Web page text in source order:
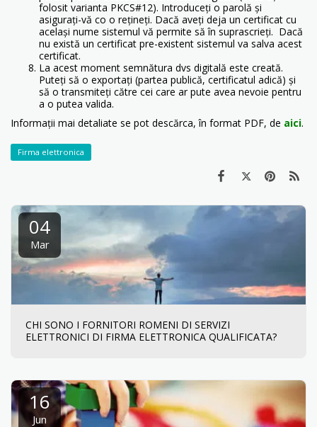
folosit varianta PKCS#12). Introduceți o parolă și
asigurați-vă co o rețineți. Dacă aveți deja un certificat cu
același nume sistemul vă permite să în suprascrieți. Dacă
nu există un certificat pre-existent sistemul va salva acest
certificat.
La acest moment semnătura dvs digitală este creată.
Puteți să o exportați (partea publică, certificatul adică) și
să o transmiteți către cei care ar pute avea nevoie pentru
a o putea valida.
Informații mai detaliate se pot descărca, în format PDF, de aici.
Firma elettronica
04
Mar
CHI SONO I FORNITORI ROMENI DI SERVIZI
ELETTRONICI DI FIRMA ELETTRONICA QUALIFICATA?
16
Jun